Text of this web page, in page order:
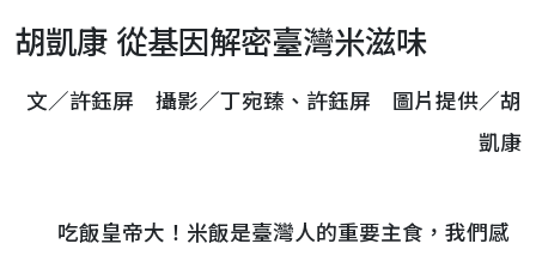
胡凱康 從基因解密臺灣米滋味
文／許鈺屏 攝影／丁宛臻、許鈺屏 圖片提供／胡
凱康
吃飯皇帝大！米飯是臺灣人的重要主食，我們感